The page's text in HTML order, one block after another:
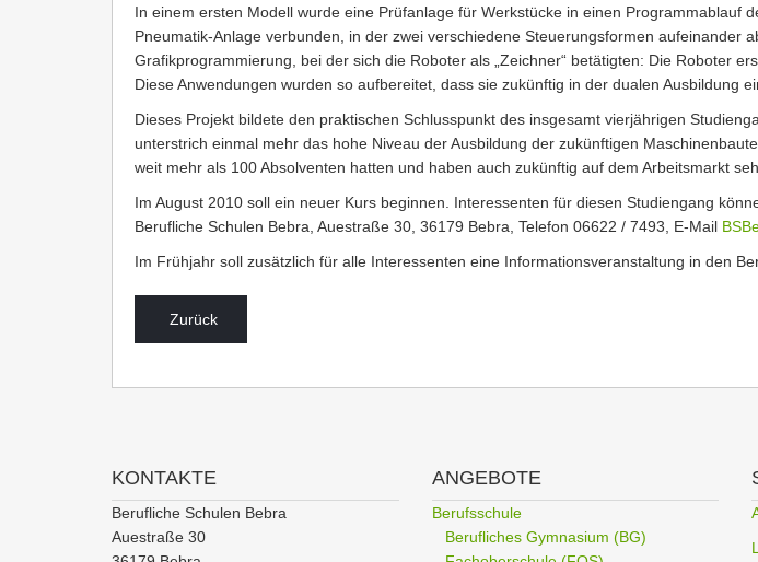
In einem ersten Modell wurde eine Prüfanlage für Werkstücke in einen
Pneumatik-Anlage verbunden, in der zwei verschiedene Steuerungsformen aufeinander
Grafikprogrammierung, bei der sich die Roboter als „Zeichner“ betätigten: Die Roboter
Diese Anwendungen wurden so aufbereitet, dass sie zukünftig in der dualen Ausbildung
Dieses Projekt bildete den praktischen Schlusspunkt des insgesamt vierjährigen
unterstrich einmal mehr das hohe Niveau der Ausbildung der zukünftigen
weit mehr als 100 Absolventen hatten und haben auch zukünftig auf dem Arbeitsmarkt
Im August 2010 soll ein neuer Kurs beginnen. Interessenten für diesen Studiengang
Berufliche Schulen Bebra, Auestraße 30, 36179 Bebra, Telefon 06622 / 7493, E-Mail
Im Frühjahr soll zusätzlich für alle Interessenten eine Informationsveranstaltung in den
Zurück
KONTAKTE
Berufliche Schulen Bebra
Auestraße 30
ANGEBOTE
Berufsschule
Berufliches Gymnasium (BG)